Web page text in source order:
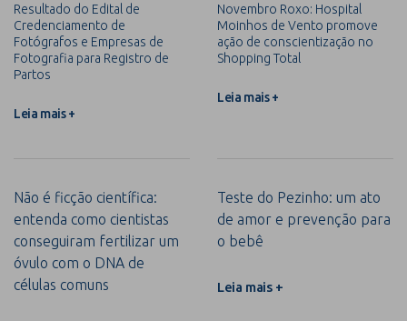
Resultado do Edital de
Credenciamento de
Fotógrafos e Empresas de
Fotografia para Registro de
Partos
Leia mais +
Novembro Roxo: Hospital
Moinhos de Vento promove
ação de conscientização no
Shopping Total
Leia mais +
Não é ficção científica:
entenda como cientistas
conseguiram fertilizar um
óvulo com o DNA de
células comuns
Teste do Pezinho: um ato
de amor e prevenção para
o bebê
Leia mais +